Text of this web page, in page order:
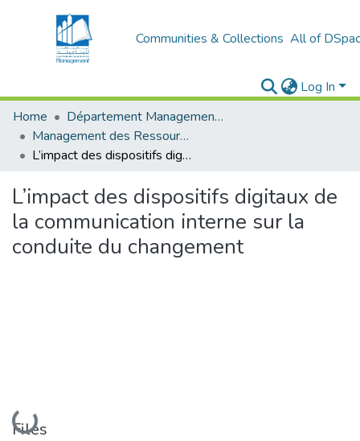
Communities & Collections All of
Log In
Home
Département Management et Entrepreneuriat
Management des Ressources Humaines (MRH)
L’impact des dispositifs digitaux de la communication interne sur la conduite du changement
L’impact des dispositifs digitaux de
la communication interne sur la
conduite du changement
Loading...
Files